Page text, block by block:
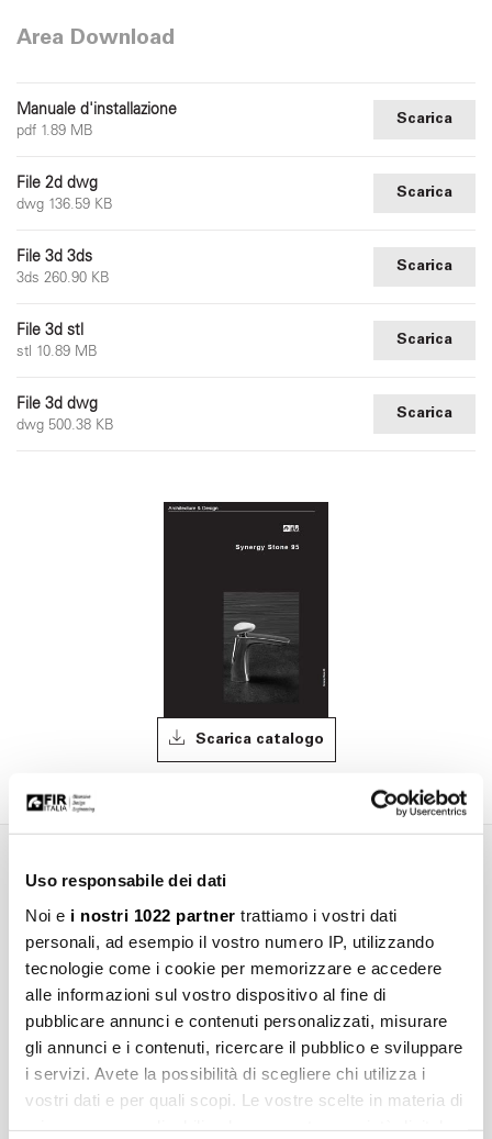
Uso responsabile dei dati
Noi e i nostri 1022 partner trattiamo i vostri dati
personali, ad esempio il vostro numero IP, utilizzando
tecnologie come i cookie per memorizzare e accedere
alle informazioni sul vostro dispositivo al fine di
pubblicare annunci e contenuti personalizzati, misurare
gli annunci e i contenuti, ricercare il pubblico e sviluppare
i servizi. Avete la possibilità di scegliere chi utilizza i
vostri dati e per quali scopi. Le vostre scelte in materia di
Area Download
Manuale d'installazione
pdf 1.89 MB
Scarica
File 2d dwg
dwg 136.59 KB
Scarica
File 3d 3ds
3ds 260.90 KB
Scarica
File 3d stl
stl 10.89 MB
Scarica
File 3d dwg
dwg 500.38 KB
Scarica
Scarica catalogo
Informazioni aggiuntive
Consigli
Pulizia
Manutenzione